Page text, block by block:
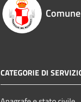
CATEGORIE DI